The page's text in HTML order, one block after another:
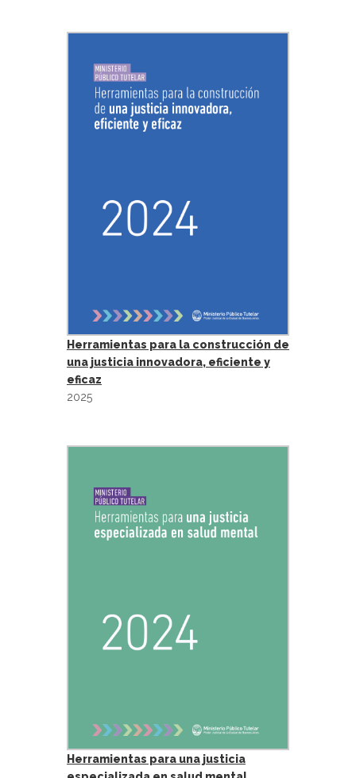
Herramientas para la construcción de
una justicia innovadora, eficiente y
eficaz
2025
Herramientas para una justicia